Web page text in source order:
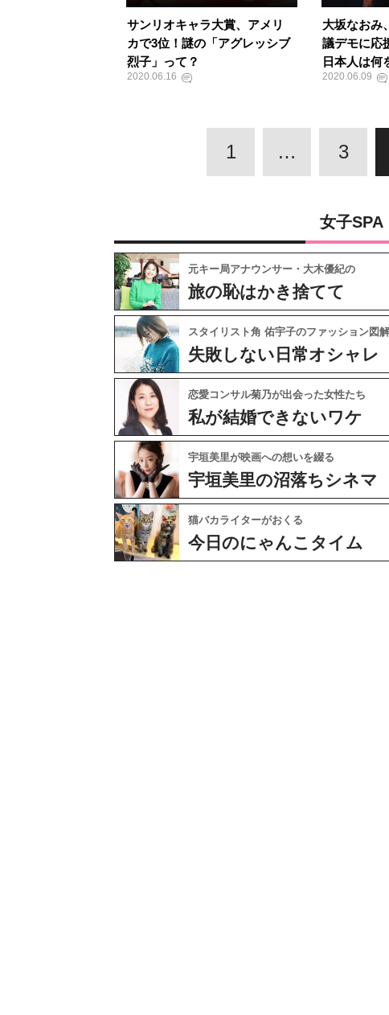
サンリオキャラ大賞、アメリ
カで3位！謎の「アグレッシブ
烈子」って？
2020.06.16
大坂なおみ
議デモに応
日本人は何
2020.06.09
1 … 3
女子SPA
元キー局アナウンサー・大木優紀の
旅の恥はかき捨てて
スタイリスト角 佑宇子のファッション図解
失敗しない日常オシャレ
恋愛コンサル菊乃が出会った女性たち
私が結婚できないワケ
宇垣美里が映画への想いを綴る
宇垣美里の沼落ちシネマ
猫バカライターがおくる
今日のにゃんこタイム